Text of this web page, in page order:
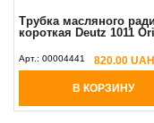
Трубка масляного
короткая Deutz 1011
Арт.: 00004441 820.00 UAH
В КОРЗИНУ